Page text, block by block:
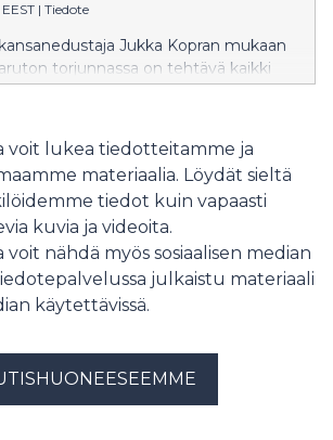
| Tiedote
Jukka Kopran mukaan
torjunnassa on tehtävä kaikki
leviämisen estämiseksi. Samalla on
vaikutukset elinkeinoihin jäävät
vähäisiksi.
voit lukea tiedotteitamme ja
materiaalia. Löydät sieltä
tiedot kuin vapaasti
kuvia ja videoita.
nähdä myös sosiaalisen median
julkaistu materiaali
käytettävissä.